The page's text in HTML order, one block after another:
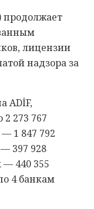
продолжает
лицензии
надзора за
ADİF,
273 767
1 847 792
397 928
440 355
4 банкам